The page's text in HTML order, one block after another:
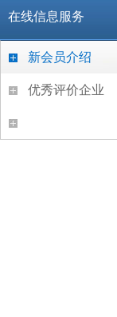
在线信息服务
新会员介绍
优秀评价企业